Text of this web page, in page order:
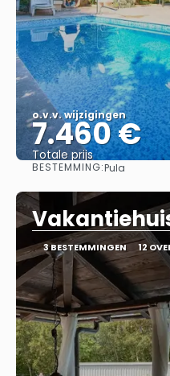
o.v.v. wijzigingen
7.460 €
Totale prijs
BESTEMMING:Pula
3 BESTEMMINGEN 12